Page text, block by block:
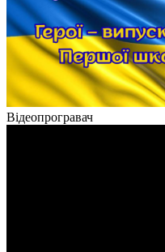
Відеопрогравач